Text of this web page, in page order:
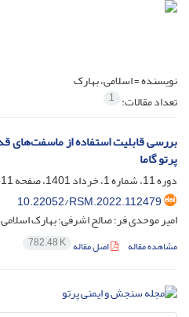
نویسنده =اسلامی، بهارک
تعداد مقالات: 1
پرتو گاما
دوره 11، شماره 1، خرداد 1401، صفحه
11-20
10.22052/RSM.2022.112479
امیر موحدی فر؛ صالح اشرفی؛ بهارک اسلامی
مشاهده مقاله اصل مقاله 782.48 K